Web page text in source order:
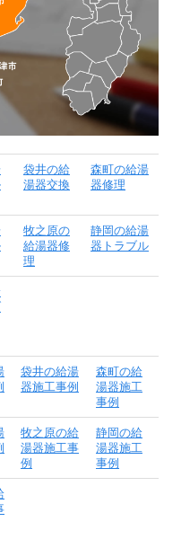
袋井の給
湯器交換
森町の給湯
器修理
牧之原の
給湯器修
理
静岡の給湯
器トラブル
袋井の給湯
器施工事例
森町の給
湯器施工
事例
牧之原の給
湯器施工事
例
静岡の給
湯器施工
事例